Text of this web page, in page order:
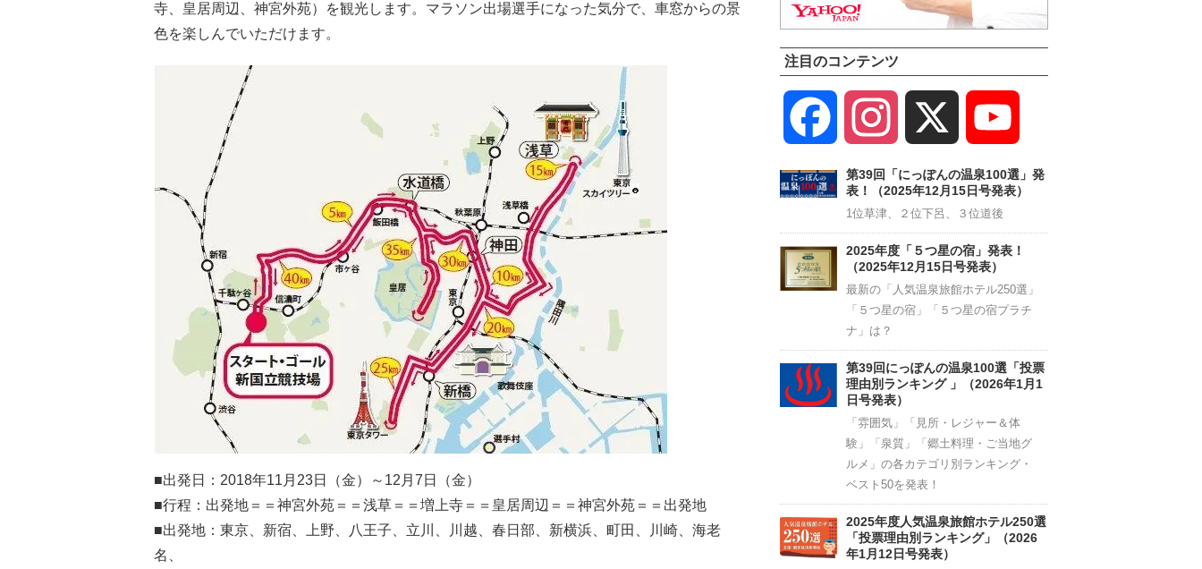
寺、皇居周辺、神宮外苑）を観光します。マラソン出場選手になった気分で、車窓からの景
色を楽しんでいただけます。
■出発日：2018年11月23日（金）～12月7日（金）
■行程：出発地＝＝神宮外苑＝＝浅草＝＝増上寺＝＝皇居周辺＝＝神宮外苑＝＝出発地
■出発地：東京、新宿、上野、八王子、立川、川越、春日部、新横浜、町田、川崎、海老
名、
注目のコンテンツ
Facebook Instagram
Channel
第39回「にっぽんの温泉100選」発
表！（2025年12月15日号発表）
1位草津、２位下呂、３位道後
2025年度「５つ星の宿」発表！
（2025年12月15日号発表）
最新の「人気温泉旅館ホテル250選」
「５つ星の宿」「５つ星の宿プラチ
ナ」は？
第39回にっぽんの温泉100選「投票
理由別ランキング 」（2026年1月1
日号発表）
「雰囲気」「見所・レジャー＆体
験」「泉質」「郷土料理・ご当地グ
ルメ」の各カテゴリ別ランキング・
ベスト50を発表！
2025年度人気温泉旅館ホテル250選
「投票理由別ランキング」（2026
年1月12日号発表）